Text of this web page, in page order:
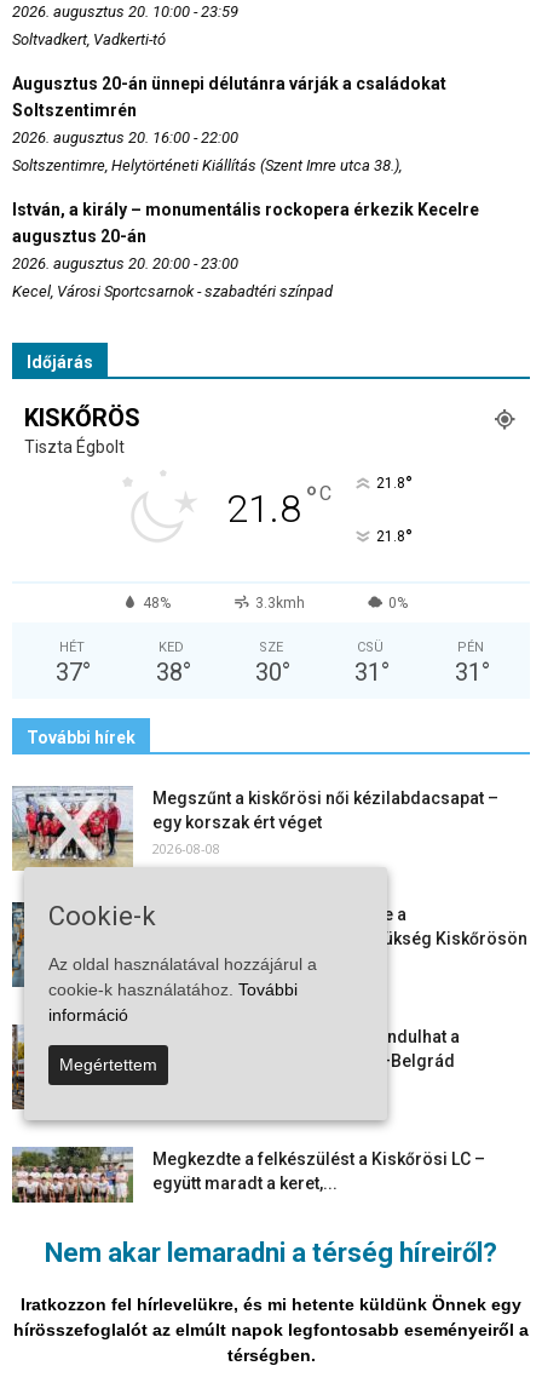
Nem akar lemaradni a térség híreiről?
Iratkozzon fel hírlevelükre, és mi hetente küldünk Önnek egy
hírösszefoglalót az elmúlt napok legfontosabb eseményeiről a
térségben.
2026. augusztus 20. 10:00 - 23:59
Soltvadkert, Vadkerti-tó
Augusztus 20-án ünnepi délutánra várják a családokat
Soltszentimrén
2026. augusztus 20. 16:00 - 22:00
Soltszentimre, Helytörténeti Kiállítás (Szent Imre utca 38.),
István, a király – monumentális rockopera érkezik Kecelre
augusztus 20-án
2026. augusztus 20. 20:00 - 23:00
Kecel, Városi Sportcsarnok - szabadtéri színpad
Időjárás
KISKŐRÖS
Tiszta Égbolt
21.8°C 21.8°
21.8°
48% 3.3kmh 0%
HÉT
37°
KED
38°
SZE
30°
CSÜ
31 °
PÉN
31 °
További hírek
Megszűnt a kiskőrösi női kézilabdacsapat –
egy korszak ért véget
2026-08-08
Aktuális állásajánlatok: ezekre a
munkavállalókra van most szükség Kiskőrösön
és a...
2026-08-07
Vitézy Dávid: már ősszel újraindulhat a
személyszállítás a Budapest–Belgrád
vasútvonalon
Megkezdte a felkészülést a Kiskőrösi LC –
együtt maradt a keret,...
szabadulni a kontinens a...
2026-08-05
Cookie-k
Az oldal használatával hozzájárul a
cookie-k használatához. További
információ
Megértettem